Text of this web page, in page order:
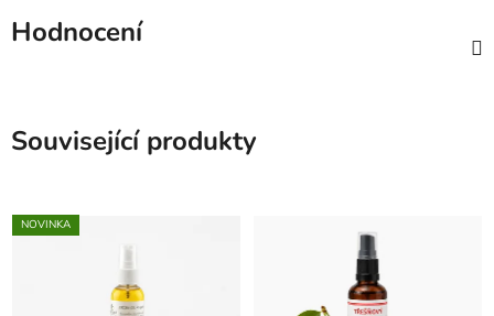
Hodnocení
Související produkty
NOVINKA